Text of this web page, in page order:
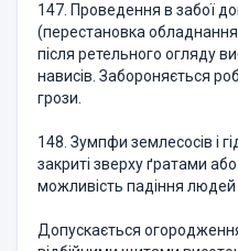
147. Проведення в забої
(перестановка обладнання
після ретельного огляду
нависів. Забороняється
грози.
148. Зумпфи землесосів і
закриті зверху ґратами
можливість падіння людей
Допускається